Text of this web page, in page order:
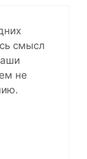
смысл
не